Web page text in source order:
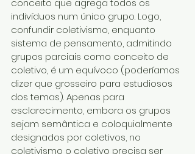
conceito que agrega todos os
indivíduos num único grupo. Logo,
confundir coletivismo, enquanto
sistema de pensamento, admitindo
grupos parciais como conceito de
coletivo, é um equívoco (poderíamos
dizer que grosseiro para estudiosos
dos temas). Apenas para
esclarecimento, embora os grupos
sejam semântica e coloquialmente
designados por coletivos, no
coletivismo o coletivo precisa ser